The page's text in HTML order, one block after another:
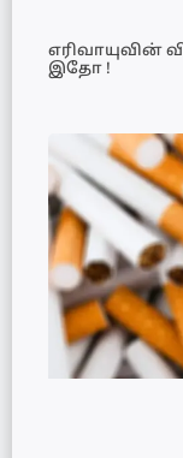
எரிவாயுவின்
இதோ !